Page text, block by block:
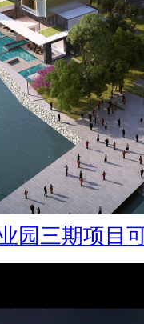
园三期项目